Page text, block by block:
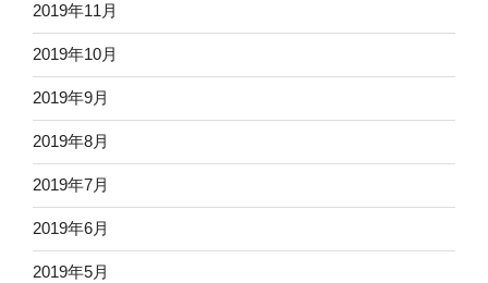
2019年11月
2019年10月
2019年9月
2019年8月
2019年7月
2019年6月
2019年5月